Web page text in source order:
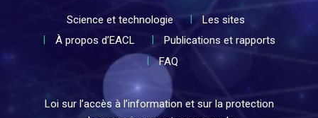
Science et technologie
Les sites
À propos d’EACL
Publications et rapports
FAQ
Loi sur l’accès à l’information et sur la protection